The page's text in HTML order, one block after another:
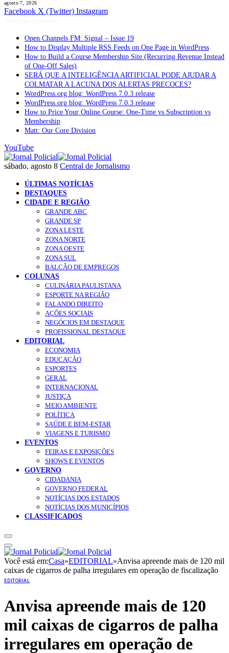
agosto 7, 2026
Facebook X (Twitter) Instagram
Open Channels FM: Signal – Issue 19
How to Display Multiple RSS Feeds on One Page in WordPress
How to Build a Course Membership Site (Recurring Revenue Instead
of One-Off Sales)
SERÁ QUE A INTELIGÊNCIA ARTIFICIAL PODE AJUDAR A
COLMATAR A LACUNA DOS ALERTAS PRECOCES?
WordPress.org blog: WordPress 7.0.3 release
WordPress.org blog: WordPress 7.0.3 release
How to Price Your Online Course: One-Time vs Subscription vs
Membership
Matt: Our Core Division
YouTube
sábado, agosto 8 Central de Jornalismo
ÚLTIMAS NOTÍCIAS
DESTAQUES
CIDADE E REGIÃO
GRANDE ABC
GRANDE SP
ZONA LESTE
ZONA NORTE
ZONA OESTE
ZONA SUL
BALCÃO DE EMPREGOS
COLUNAS
CULINÁRIA PAULISTANA
ESPORTE NA REGIÃO
FALANDO DIREITO
AÇÕES SOCIAIS
NEGÓCIOS EM DESTAQUE
PROFISSIONAL DESTAQUE
EDITORIAL
ECONOMIA
EDUCAÇÃO
ESPORTES
GERAL
INTERNACIONAL
JUSTIÇA
MEIO AMBIENTE
POLÍTICA
SAÚDE E BEM-ESTAR
VIAGENS E TURISMO
EVENTOS
FEIRAS E EXPOSIÇÕES
SHOWS E EVENTOS
GOVERNO
CIDADANIA
GOVERNO FEDERAL
NOTÍCIAS DOS ESTADOS
NOTÍCIAS DOS MUNICÍPIOS
CLASSIFICADOS
Você está em:Casa»EDITORIAL»Anvisa apreende mais de 120 mil
caixas de cigarros de palha irregulares em operação de fiscalização
EDITORIAL
Anvisa apreende mais de 120
mil caixas de cigarros de palha
irregulares em operação de